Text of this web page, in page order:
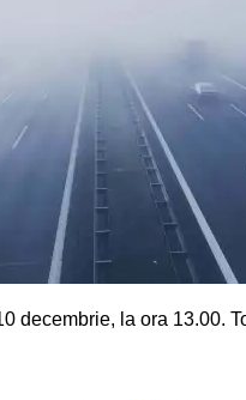
decembrie, la ora 13.00.